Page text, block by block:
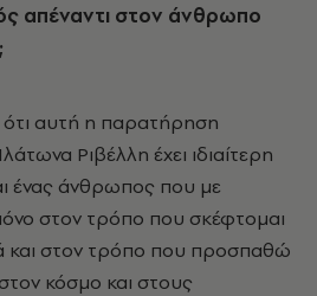
απέναντι στον άνθρωπο
ότι αυτή η παρατήρηση
Ριβέλλη έχει ιδιαίτερη
ένας άνθρωπος που με
στον τρόπο που σκέφτομαι
και στον τρόπο που προσπαθώ
κόσμο και στους